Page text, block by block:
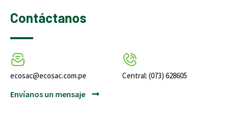
Contáctanos
ecosac@ecosac.com.pe Central: (073) 628605
Envíanos un mensaje